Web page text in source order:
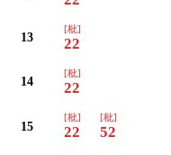
13
[枇]
22
14
[枇]
22
15
[枇]
22
[枇]
52